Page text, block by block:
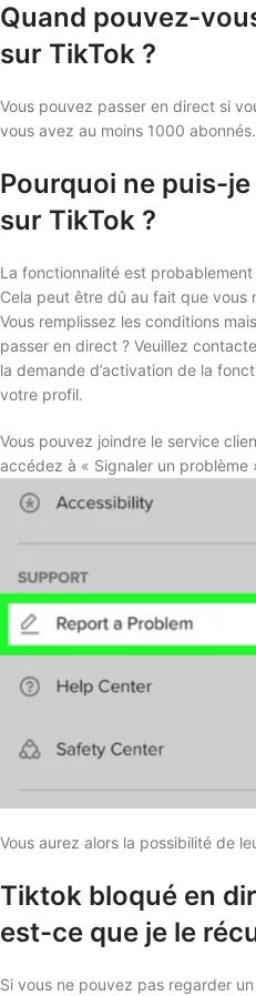
Quand pouvez-
sur TikTok ?
Vous pouvez passer en direct si
vous avez au moins 1000 abonnés.
Pourquoi ne puis-
sur TikTok ?
La fonctionnalité est
Cela peut être dû au fait que vous
Vous remplissez les conditions
passer en direct ? Veuillez
la demande d’activation de la
votre profil.
Vous pouvez joindre le service
accédez à « Signaler un problème
Vous aurez alors la possibilité de
Tiktok bloqué en
est-ce que je le
Si vous ne pouvez pas regarder